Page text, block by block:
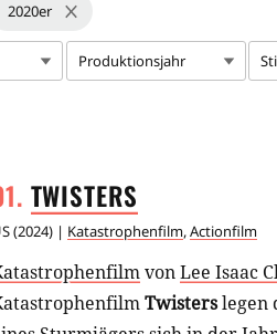
2020er
Produktionsjahr
TWISTERS
(2024) | Katastrophenfilm,Actionfilm
vonLee Isaac
Twisterslegen